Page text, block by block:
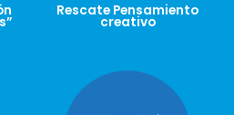
Rescate Pensamiento
creativo